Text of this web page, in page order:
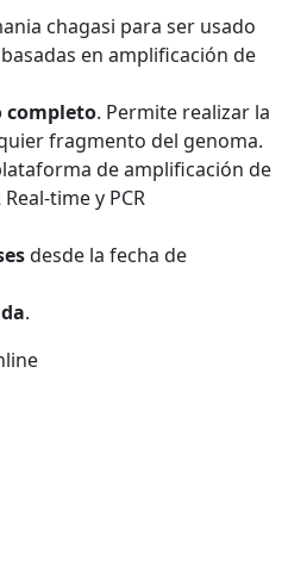
chagasi para ser usado
en amplificación de
completo. Permite realizar la
fragmento del genoma.
de amplificación de
time y PCR
desde la fecha de
.